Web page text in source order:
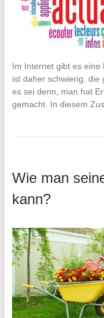
Im Internet gibt es
ist daher schwierig, die
es sei denn, man hat
gemacht. In diesem
Wie man
kann?